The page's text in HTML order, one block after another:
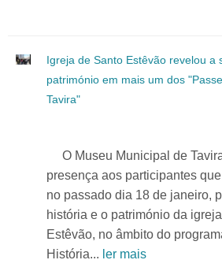
Igreja de Santo Estêvão revelou a
património em mais um dos
Tavira"
O Museu Municipal de
presença aos participantes
no passado dia 18 de janeiro,
história e o património da
Estêvão, no âmbito do
História... ler mais